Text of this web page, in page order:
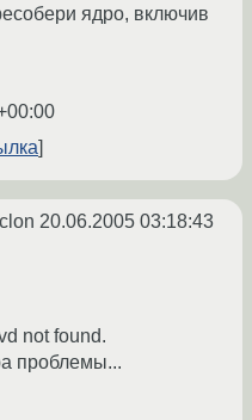
ядро, включив
20.06.2005 03:18:43
not found.
проблемы...